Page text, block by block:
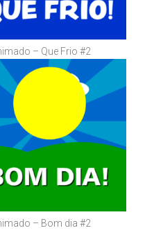
– Que Frio #2
– Bom dia #2